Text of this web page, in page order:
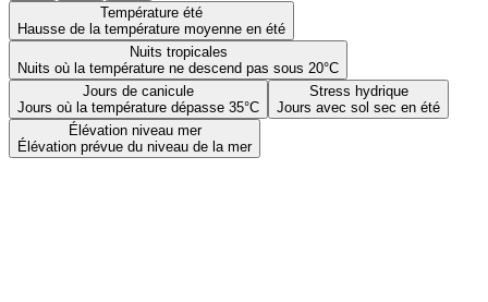
Température été
Hausse de la température moyenne en été
Nuits tropicales
Nuits où la température ne descend pas sous 20°C
Jours de canicule
Jours où la température dépasse 35°C
Stress hydrique
Jours avec sol sec en été
Élévation niveau mer
Élévation prévue du niveau de la mer